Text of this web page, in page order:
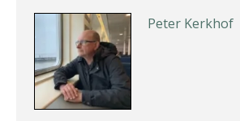
Peter Kerkhof